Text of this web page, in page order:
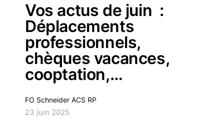
Vos actus de juin :
Déplacements
professionnels,
chèques vacances,
cooptation,…
FO Schneider ACS RP
23 juin 2025